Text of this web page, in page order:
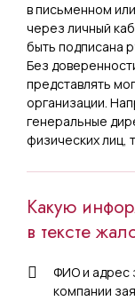
в письменном
через личный
быть подписана
Без
представлять
организации.
генеральные
физических лиц,
Какую
в тексте
ФИО и адрес
компании